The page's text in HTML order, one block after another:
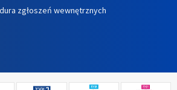
zgłoszeń wewnętrznych